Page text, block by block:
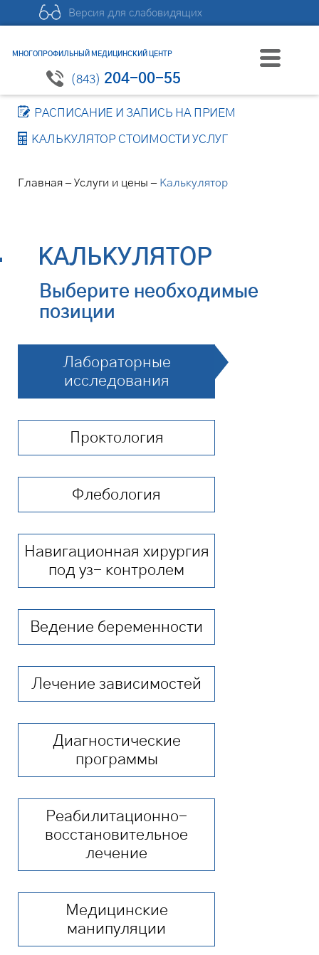
Версия для слабовидящих
МНОГОПРОФИЛЬНЫЙ МЕДИЦИНСКИЙ ЦЕНТР
(843) 204-00-55
РАСПИСАНИЕ И ЗАПИСЬ НА ПРИЕМ
КАЛЬКУЛЯТОР СТОИМОСТИ УСЛУГ
Главная – Услуги и цены –Калькулятор
КАЛЬКУЛЯТОР
Выберите необходимые
позиции
Лабораторные
исследования
Проктология
Флебология
Навигационная хирургия
под уз- контролем
Ведение беременности
Лечение зависимостей
Диагностические
программы
Реабилитационно-
восстановительное
лечение
Медицинские
манипуляции